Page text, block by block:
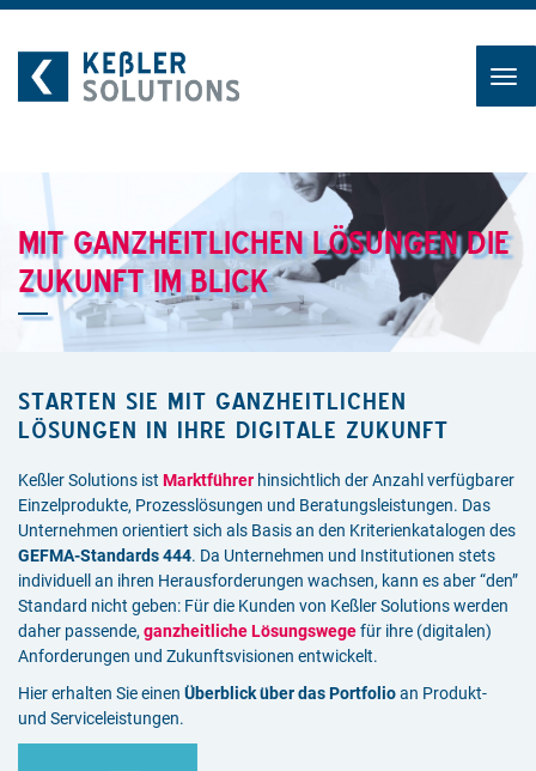
MIT GANZHEITLICHEN LÖSUNGEN DIE
ZUKUNFT IM BLICK
STARTEN SIE MIT GANZHEITLICHEN
LÖSUNGEN IN IHRE DIGITALE ZUKUNFT
Keßler Solutions ist Marktführer hinsichtlich der Anzahl verfügbarer
Einzelprodukte, Prozesslösungen und Beratungsleistungen. Das
Unternehmen orientiert sich als Basis an den Kriterienkatalogen des
GEFMA-Standards 444. Da Unternehmen und Institutionen stets
individuell an ihren Herausforderungen wachsen, kann es aber “den”
Standard nicht geben: Für die Kunden von Keßler Solutions werden
daher passende, ganzheitliche Lösungswegefür ihre (digitalen)
Anforderungen und Zukunftsvisionen entwickelt.
Hier erhalten Sie einen Überblick über das Portfolioan Produkt-
und Serviceleistungen.